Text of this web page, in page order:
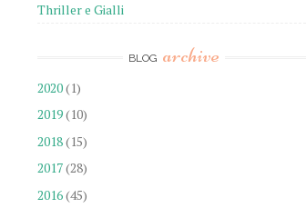
Thriller e Gialli
BLOG archive
2020(1)
2019(10)
2018(15)
2017(28)
2016(45)